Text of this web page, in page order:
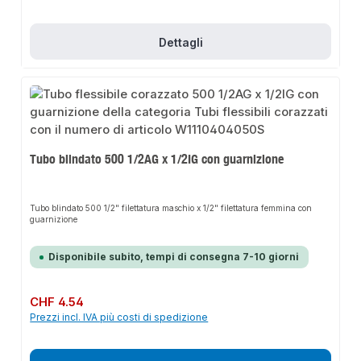
Dettagli
Tubo blindato 500 1/2AG x 1/2IG con guarnizione
Tubo blindato 500 1/2" filettatura maschio x 1/2" filettatura femmina con
guarnizione
Disponibile subito, tempi di consegna 7-10 giorni
Prezzo normale:
CHF 4.54
Prezzi incl. IVA più costi di spedizione